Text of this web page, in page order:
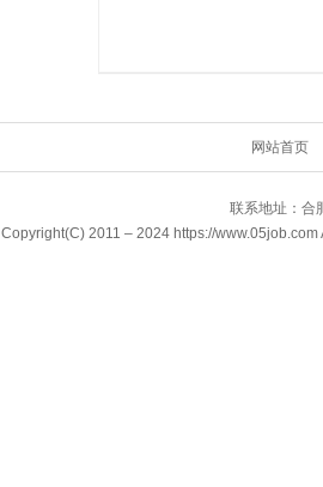
网站首页
联系地址：合
Copyright(C) 2011 – 2024 https://